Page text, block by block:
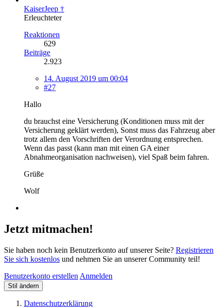
KaiserJeep †
Erleuchteter
Reaktionen
629
Beiträge
2.923
14. August 2019 um 00:04
#27
Hallo
du brauchst eine Versicherung (Konditionen muss mit der
Versicherung geklärt werden), Sonst muss das Fahrzeug aber
trotz allem den Vorschriften der Verordnung entsprechen.
Wenn das passt (kann man mit einen GA einer
Abnahmeorganisation nachweisen), viel Spaß beim fahren.
Grüße
Wolf
Jetzt mitmachen!
Sie haben noch kein Benutzerkonto auf unserer Seite? Registrieren
Sie sich kostenlos und nehmen Sie an unserer Community teil!
Benutzerkonto erstellen Anmelden
Stil ändern
Datenschutzerklärung